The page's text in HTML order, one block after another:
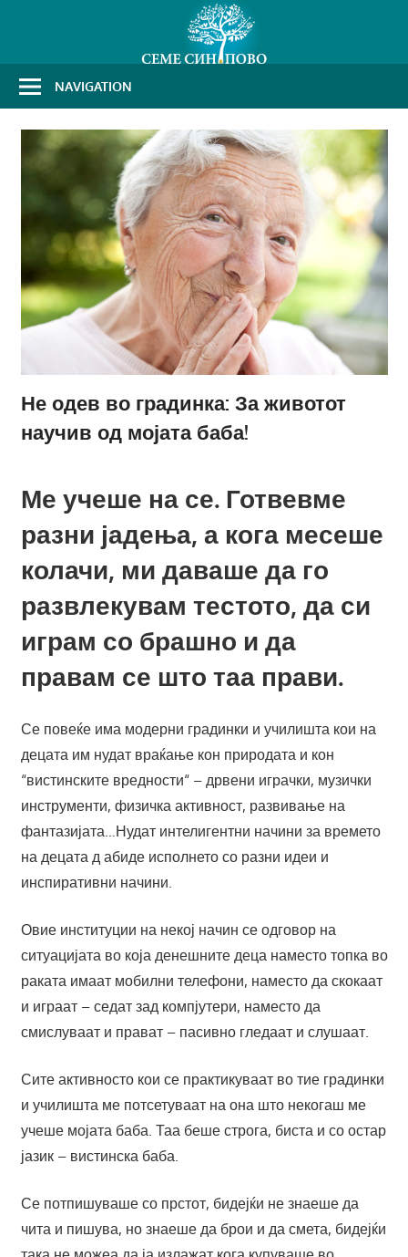
NAVIGATION
Не одев во градинка: За животот
научив од мојата баба!
Ме учеше на се. Готвевме
разни јадења, а кога месеше
колачи, ми даваше да го
развлекувам тестото, да си
играм со брашно и да
правам се што таа прави.
Се повеќе има модерни градинки и училишта кои на
децата им нудат враќање кон природата и кон
“вистинските вредности“ – дрвени играчки, музички
инструменти, физичка активност, развивање на
фантазијата…Нудат интелигентни начини за времето
на децата д абиде исполнето со разни идеи и
инспиративни начини.
Овие институции на некој начин се одговор на
ситуацијата во која денешните деца наместо топка во
раката имаат мобилни телефони, наместо да скокаат
и играат – седат зад компјутери, наместо да
смислуваат и прават – пасивно гледаат и слушаат.
Сите активносто кои се практикуваат во тие градинки
и училишта ме потсетуваат на она што некогаш ме
учеше мојата баба. Таа беше строга, биста и со остар
јазик – вистинска баба.
Се потпишуваше со прстот, бидејќи не знаеше да
чита и пишува, но знаеше да брои и да смета, бидејќи